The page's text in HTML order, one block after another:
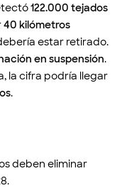
122.000 tejados
40 kilómetros
estar retirado.
en suspensión.
la cifra podría llegar
.
deben eliminar